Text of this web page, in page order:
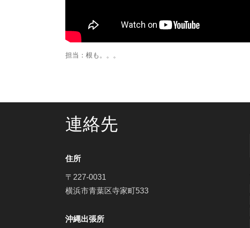
担当：根も。。。
連絡先
住所
〒227-0031
横浜市青葉区寺家町533
沖縄出張所